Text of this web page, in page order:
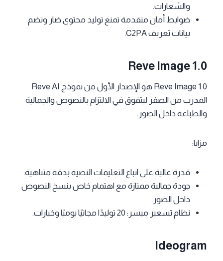
والشعارات.
ضوابط أمان متقدمة تمنع توليد محتوى ضار وتضم
بيانات تعريف C2PA.
Reve Image 1.0
Reve Image 1.0 هو الإصدار الأول من نموذج Reve AI
المدرب من الصفر ليتفوق في الالتزام بالنصوص والجمالية
والطباعة داخل الصور.
مزايا:
قدرة عالية على اتباع التعليمات النصية بدقة متناهية.
جودة جمالية ممتازة مع اهتمام خاص بنسخ النصوص
داخل الصور.
نظام تسعير ميسر: 20 توليدًا مجانيًا يوميًا وخيارات.
Ideogram